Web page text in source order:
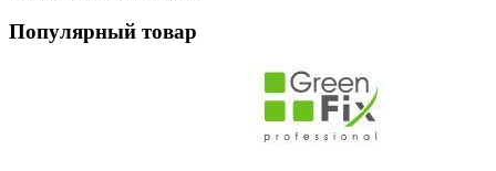
Популярный товар